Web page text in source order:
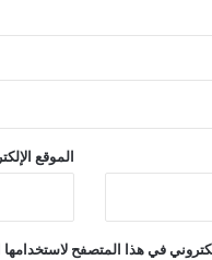
الموقع
في هذا المتصفح